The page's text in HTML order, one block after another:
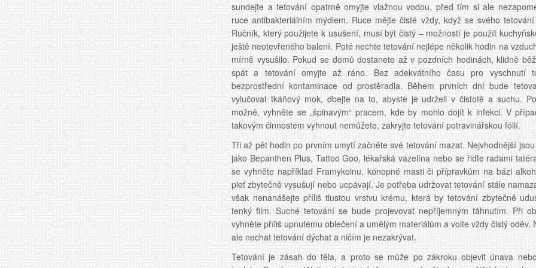
sundejte a tetování opatrně omyjte vlažnou vodou, před tím si ale
ruce antibakteriálním mýdlem. Ruce mějte čisté vždy, když se svého
Ručník, který použijete k usušení, musí být čistý – možností je použít
ještě neotevřeného balení. Poté nechte tetování nejlépe několik hodin na
mírně vysušilo. Pokud se domů dostanete až v pozdních hodinách, klidně
spát a tetování omyjte až ráno. Bez adekvátního času pro vyschnutí
bezprostřední kontaminace od prostěradla. Během prvních dní bude
vylučovat tkáňový mok, dbejte na to, abyste je udrželi v čistotě a suchu.
možné, vyhněte se „špinavým“ pracem, kde by mohlo dojít k infekci. V
takovým činnostem vyhnout nemůžete, zakryjte tetování potravinářskou fólií.
Tři až pět hodin po prvním umytí začněte své tetování mazat. Nejvhodnější
jako Bepanthen Plus, Tattoo Goo, lékařská vazelína nebo se řiďte radami
se vyhněte například Framykoinu, konopné masti či přípravkům na bázi
pleť zbytečně vysušují nebo ucpávají. Je potřeba udržovat tetování stále
však nenanášejte příliš tlustou vrstvu krému, která by tetování zbytečně
tenký film. Suché tetování se bude projevovat nepříjemným táhnutím. Při
vyhněte příliš upnutému oblečení a umělým materiálům a volte vždy čistý oděv.
ale nechat tetování dýchat a ničím je nezakrývat.
Tetování je zásah do těla, a proto se může po zákroku objevit únava